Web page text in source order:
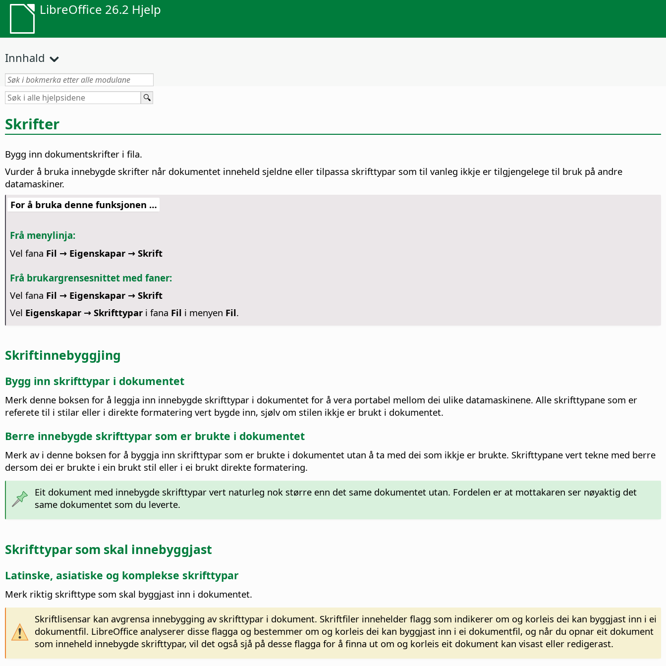
LibreOffice 26.2 Hjelp
Innhald
Skrifter
Bygg inn dokumentskrifter i fila.
Vurder å bruka innebygde skrifter når dokumentet inneheld sjeldne eller tilpassa skrifttypar som til vanleg ikkje er tilgjengelege til bruk på andre
datamaskiner.
For å bruka denne funksjonen …
Frå menylinja:
Vel fana Fil → Eigenskapar → Skrift
Frå brukargrensesnittet med faner:
Vel fana Fil → Eigenskapar → Skrift
Vel Eigenskapar → Skrifttypari fana Fil i menyen Fil.
Skriftinnebyggjing
Bygg inn skrifttypar i dokumentet
Merk denne boksen for å leggja inn innebygde skrifttypar i dokumentet for å vera portabel mellom dei ulike datamaskinene. Alle skrifttypane som er
referete til i stilar eller i direkte formatering vert bygde inn, sjølv om stilen ikkje er brukt i dokumentet.
Berre innebygde skrifttypar som er brukte i dokumentet
Merk av i denne boksen for å byggja inn skrifttypar som er brukte i dokumentet utan å ta med dei som ikkje er brukte. Skrifttypane vert tekne med berre
dersom dei er brukte i ein brukt stil eller i ei brukt direkte formatering.
Eit dokument med innebygde skrifttypar vert naturleg nok større enn det same dokumentet utan. Fordelen er at mottakaren ser nøyaktig det
same dokumentet som du leverte.
Skrifttypar som skal innebyggjast
Latinske, asiatiske og komplekse skrifttypar
Merk riktig skrifttype som skal byggjast inn i dokumentet.
Skriftlisensar kan avgrensa innebygging av skrifttypar i dokument. Skriftfiler innehelder flagg som indikerer om og korleis dei kan byggjast inn i ei
dokumentfil. LibreOffice analyserer disse flagga og bestemmer om og korleis dei kan byggjast inn i ei dokumentfil, og når du opnar eit dokument
som inneheld innebygde skrifttypar, vil det også sjå på desse flagga for å finna ut om og korleis eit dokument kan visast eller redigerast.